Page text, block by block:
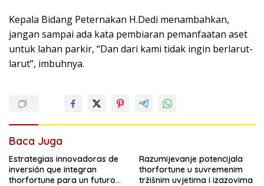
Kepala Bidang Peternakan H.Dedi menambahkan,
jangan sampai ada kata pembiaran pemanfaatan aset
untuk lahan parkir, “Dan dari kami tidak ingin berlarut-
larut”, imbuhnya.
Baca Juga
Estrategias innovadoras de
inversión que integran
thorfortune para un futuro
Razumijevanje potencijala
thorfortune u suvremenim
tržišnim uvjetima i izazovima